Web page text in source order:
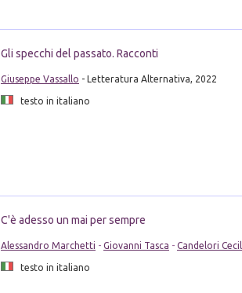
Gli specchi del passato. Racconti
Giuseppe Vassallo - Letteratura Alternativa, 2022
testo in italiano
C'è adesso un mai per sempre
Alessandro Marchetti - Giovanni Tasca - Candelori
testo in italiano